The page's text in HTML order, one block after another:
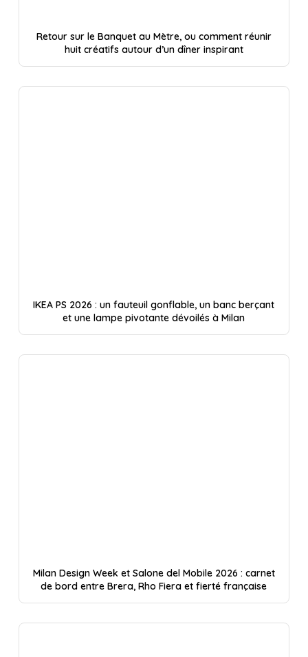
Retour sur le Banquet au Mètre, ou comment réunir
huit créatifs autour d’un dîner inspirant
IKEA PS 2026 : un fauteuil gonflable, un banc berçant
et une lampe pivotante dévoilés à Milan
Milan Design Week et Salone del Mobile 2026 : carnet
de bord entre Brera, Rho Fiera et fierté française